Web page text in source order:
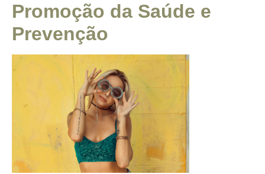
Promoção da Saúde e
Prevenção